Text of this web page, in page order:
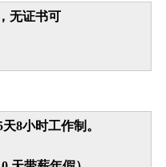
无证书可
8小时工作制。